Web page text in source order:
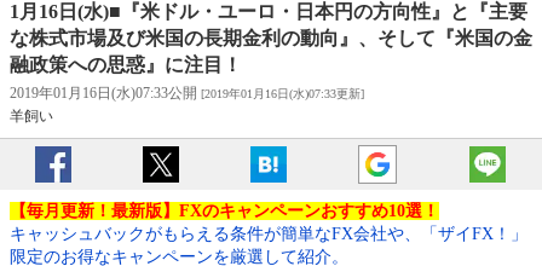
1月16日(水)■『米ドル・ユーロ・日本円の方向性』と『主要
な株式市場及び米国の長期金利の動向』、そして『米国の金
融政策への思惑』に注目！
2019年01月16日(水)07:33公開 [2019年01月16日(水)07:33更新]
羊飼い
【毎月更新！最新版】FXのキャンペーンおすすめ10選！
キャッシュバックがもらえる条件が簡単なFX会社や、「ザイFX！」
限定のお得なキャンペーンを厳選して紹介。